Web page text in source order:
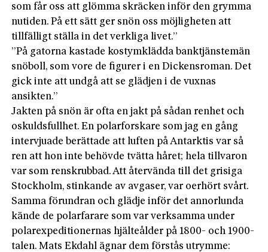
som får oss att glömma skräcken inför den grymma
nutiden. På ett sätt ger snön oss möjligheten att
tillfälligt ställa in det verkliga livet.”
”På gatorna kastade kostymklädda banktjänstemän
snöboll, som vore de figurer i en Dickensroman. Det
gick inte att undgå att se glädjen i de vuxnas
ansikten.”
Jakten på snön är ofta en jakt på sådan renhet och
oskuldsfullhet. En polarforskare som jag en gång
intervjuade berättade att luften på Antarktis var så
ren att hon inte behövde tvätta håret; hela tillvaron
var som renskrubbad. Att återvända till det grisiga
Stockholm, stinkande av avgaser, var oerhört svårt.
Samma förundran och glädje inför det annorlunda
kände de polarfarare som var verksamma under
polarexpeditionernas hjälteålder på 1800- och 1900-
talen. Mats Ekdahl ägnar dem förstås utrymme: